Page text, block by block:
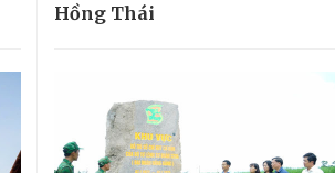
Hồng Thái